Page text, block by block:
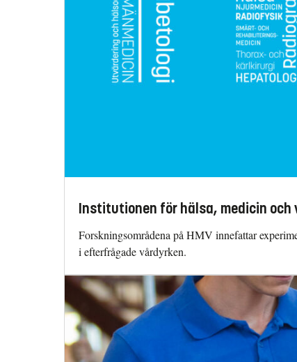
Institutionen för hälsa, medicin och
Forskningsområdena på HMV innefattar
i efterfrågade vårdyrken.